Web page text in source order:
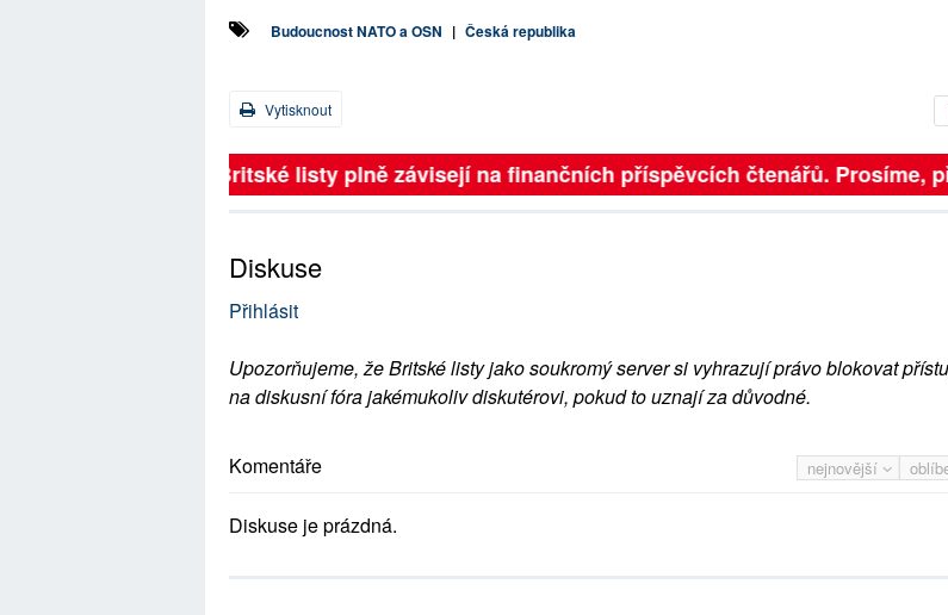
Budoucnost NATO a OSN | Česká republika
Vytisknout
Britské listy plně závisejí na finančních příspěvcích čtenářů. Prosíme,
Diskuse
Přihlásit
Upozorňujeme, že Britské listy jako soukromý server si vyhrazují právo blokovat
na diskusní fóra jakémukoliv diskutérovi, pokud to uznají za důvodné.
nejnovější
Komentáře
Diskuse je prázdná.